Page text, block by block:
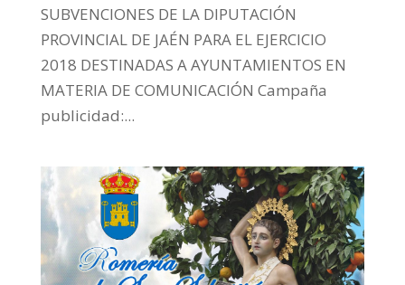
SUBVENCIONES DE LA DIPUTACIÓN
PROVINCIAL DE JAÉN PARA EL EJERCICIO
2018 DESTINADAS A AYUNTAMIENTOS EN
MATERIA DE COMUNICACIÓN Campaña
publicidad:...